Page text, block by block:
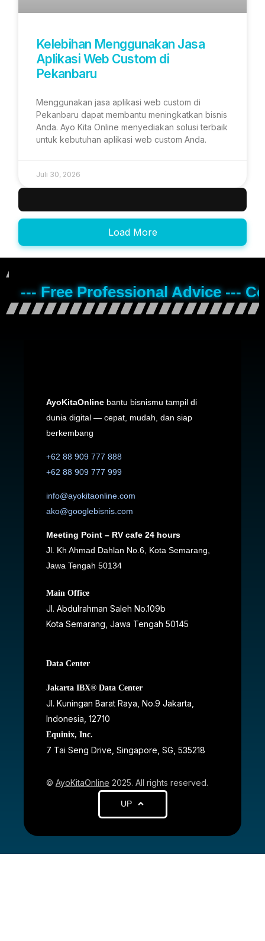
Kelebihan Menggunakan Jasa
Aplikasi Web Custom di
Pekanbaru
Menggunakan jasa aplikasi web custom di
Pekanbaru dapat membantu meningkatkan bisnis
Anda. Ayo Kita Online menyediakan solusi terbaik
untuk kebutuhan aplikasi web custom Anda.
Juli 30, 2026
Load More
--- Free Professional Advice ---
AyoKitaOnlinebantu bisnismu tampil di
dunia digital — cepat, mudah, dan siap
berkembang
+62 88 909 777 888
+62 88 909 777 999
info@ayokitaonline.com
ako@googlebisnis.com
Meeting Point – RV cafe 24 hours
Jl. Kh Ahmad Dahlan No.6, Kota Semarang,
Jawa Tengah 50134
Main Office
Jl. Abdulrahman Saleh No.109b
Kota Semarang, Jawa Tengah 50145
Data Center
Jakarta IBX® Data Center
JI. Kuningan Barat Raya, No.9 Jakarta,
Indonesia, 12710
Equinix, Inc.
7 Tai Seng Drive, Singapore, SG, 535218
© AyoKitaOnline 2025. All rights reserved.
UP